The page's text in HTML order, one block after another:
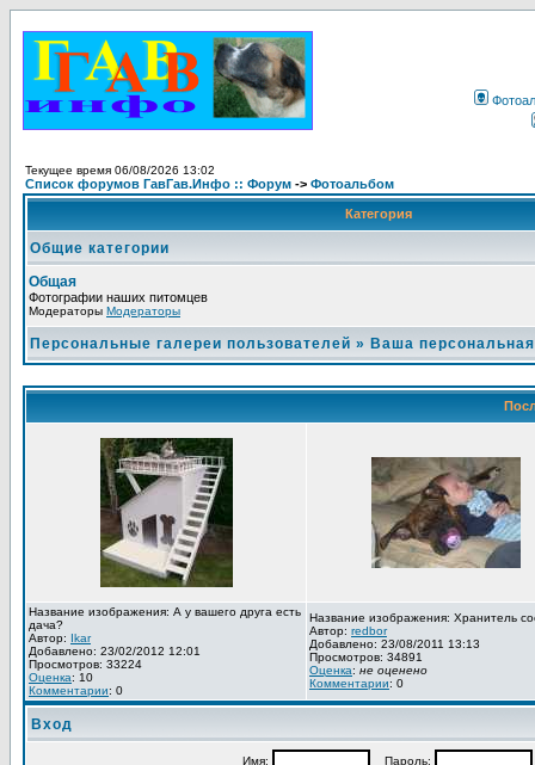
Текущее время 06/08/2026 13:02
Список форумов ГавГав.Инфо :: Форум -> Фотоальбом
Категория
Общие категории
Общая
Фотографии наших питомцев
Модераторы Модераторы
Персональные галереи пользователей » Ваша
Название изображения: А у вашего друга есть
дача?
Автор: Ikar
Добавлено: 23/02/2012 12:01
Просмотров: 33224
Оценка: 10
Комментарии: 0
Название изображения: Хранитель
Автор: redbor
Добавлено: 23/08/2011 13:13
Просмотров: 34891
Оценка: не оценено
Комментарии: 0
Вход
Имя: Пароль: